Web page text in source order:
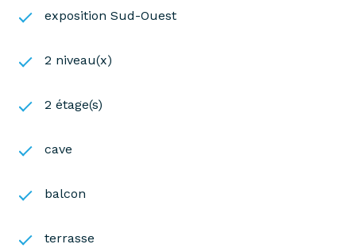
exposition Sud-Ouest
2 niveau(x)
2 étage(s)
cave
balcon
terrasse